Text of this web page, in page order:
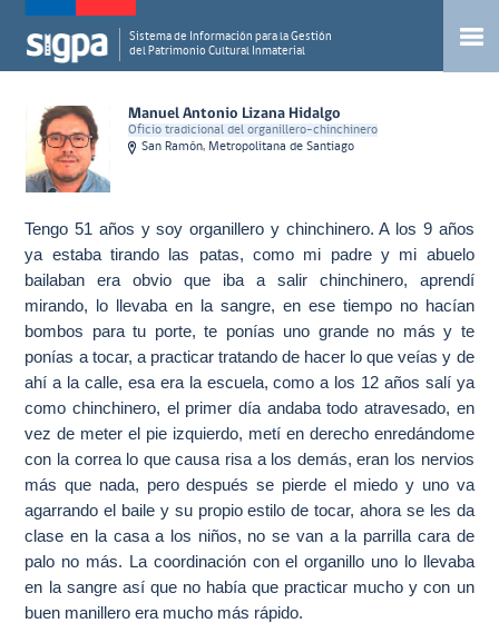
Sistema de Información para la Gestión
del Patrimonio Cultural Inmaterial
Manuel Antonio Lizana Hidalgo
Oficio tradicional del organillero-chinchinero
San Ramón, Metropolitana de Santiago
Tengo 51 años y soy organillero y chinchinero. A los 9 años
ya estaba tirando las patas, como mi padre y mi abuelo
bailaban era obvio que iba a salir chinchinero, aprendí
mirando, lo llevaba en la sangre, en ese tiempo no hacían
bombos para tu porte, te ponías uno grande no más y te
ponías a tocar, a practicar tratando de hacer lo que veías y de
ahí a la calle, esa era la escuela, como a los 12 años salí ya
como chinchinero, el primer día andaba todo atravesado, en
vez de meter el pie izquierdo, metí en derecho enredándome
con la correa lo que causa risa a los demás, eran los nervios
más que nada, pero después se pierde el miedo y uno va
agarrando el baile y su propio estilo de tocar, ahora se les da
clase en la casa a los niños, no se van a la parrilla cara de
palo no más. La coordinación con el organillo uno lo llevaba
en la sangre así que no había que practicar mucho y con un
buen manillero era mucho más rápido.